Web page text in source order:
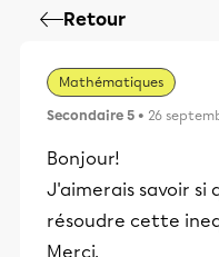
Retour
Mathématiques
Secondaire 5 • 26
Bonjour!
J'aimerais savoir si
résoudre cette
Merci.